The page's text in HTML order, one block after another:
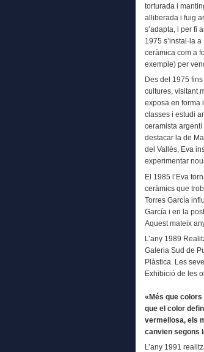
torturada i
alliberada i fuig
s’adapta, i per fi
1975 s’instal·la
ceràmica com a
exemple) per
Des del 1975
cultures, visitant
exposa en forma
classes i estudi
ceramista
destacar la de
del Vallès, Eva
experimentar
El 1985 l’Eva
ceràmics que
Torres García
García i en la
Aquest mateix
L’any 1989
Galeria Sud de
Plàstica. Les
Exhibició de les
«Més que
que el color
vermellosa, els
canvien segons
L’any 1991